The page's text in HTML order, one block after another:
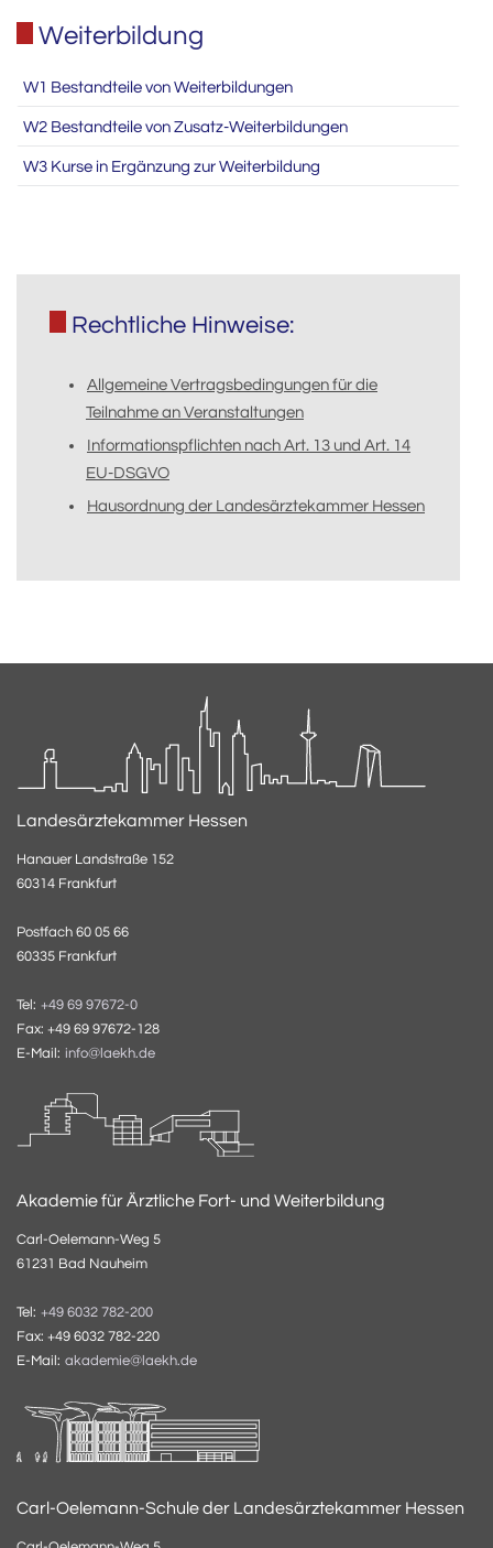
Weiterbildung
W1 Bestandteile von Weiterbildungen
W2 Bestandteile von Zusatz-Weiterbildungen
W3 Kurse in Ergänzung zur Weiterbildung
Rechtliche Hinweise:
Allgemeine Vertragsbedingungen für die
Teilnahme an Veranstaltungen
Informationspflichten nach Art. 13 und Art. 14
EU-DSGVO
Hausordnung der Landesärztekammer Hessen
Landesärztekammer Hessen
Hanauer Landstraße 152
60314 Frankfurt
Postfach 60 05 66
60335 Frankfurt
Tel: +49 69 97672-0
Fax: +49 69 97672-128
E-Mail: info@laekh.de
Akademie für Ärztliche Fort- und Weiterbildung
Carl-Oelemann-Weg 5
61231 Bad Nauheim
Tel: +49 6032 782-200
Fax: +49 6032 782-220
E-Mail: akademie@laekh.de
Carl-Oelemann-Schule der Landesärztekammer Hessen